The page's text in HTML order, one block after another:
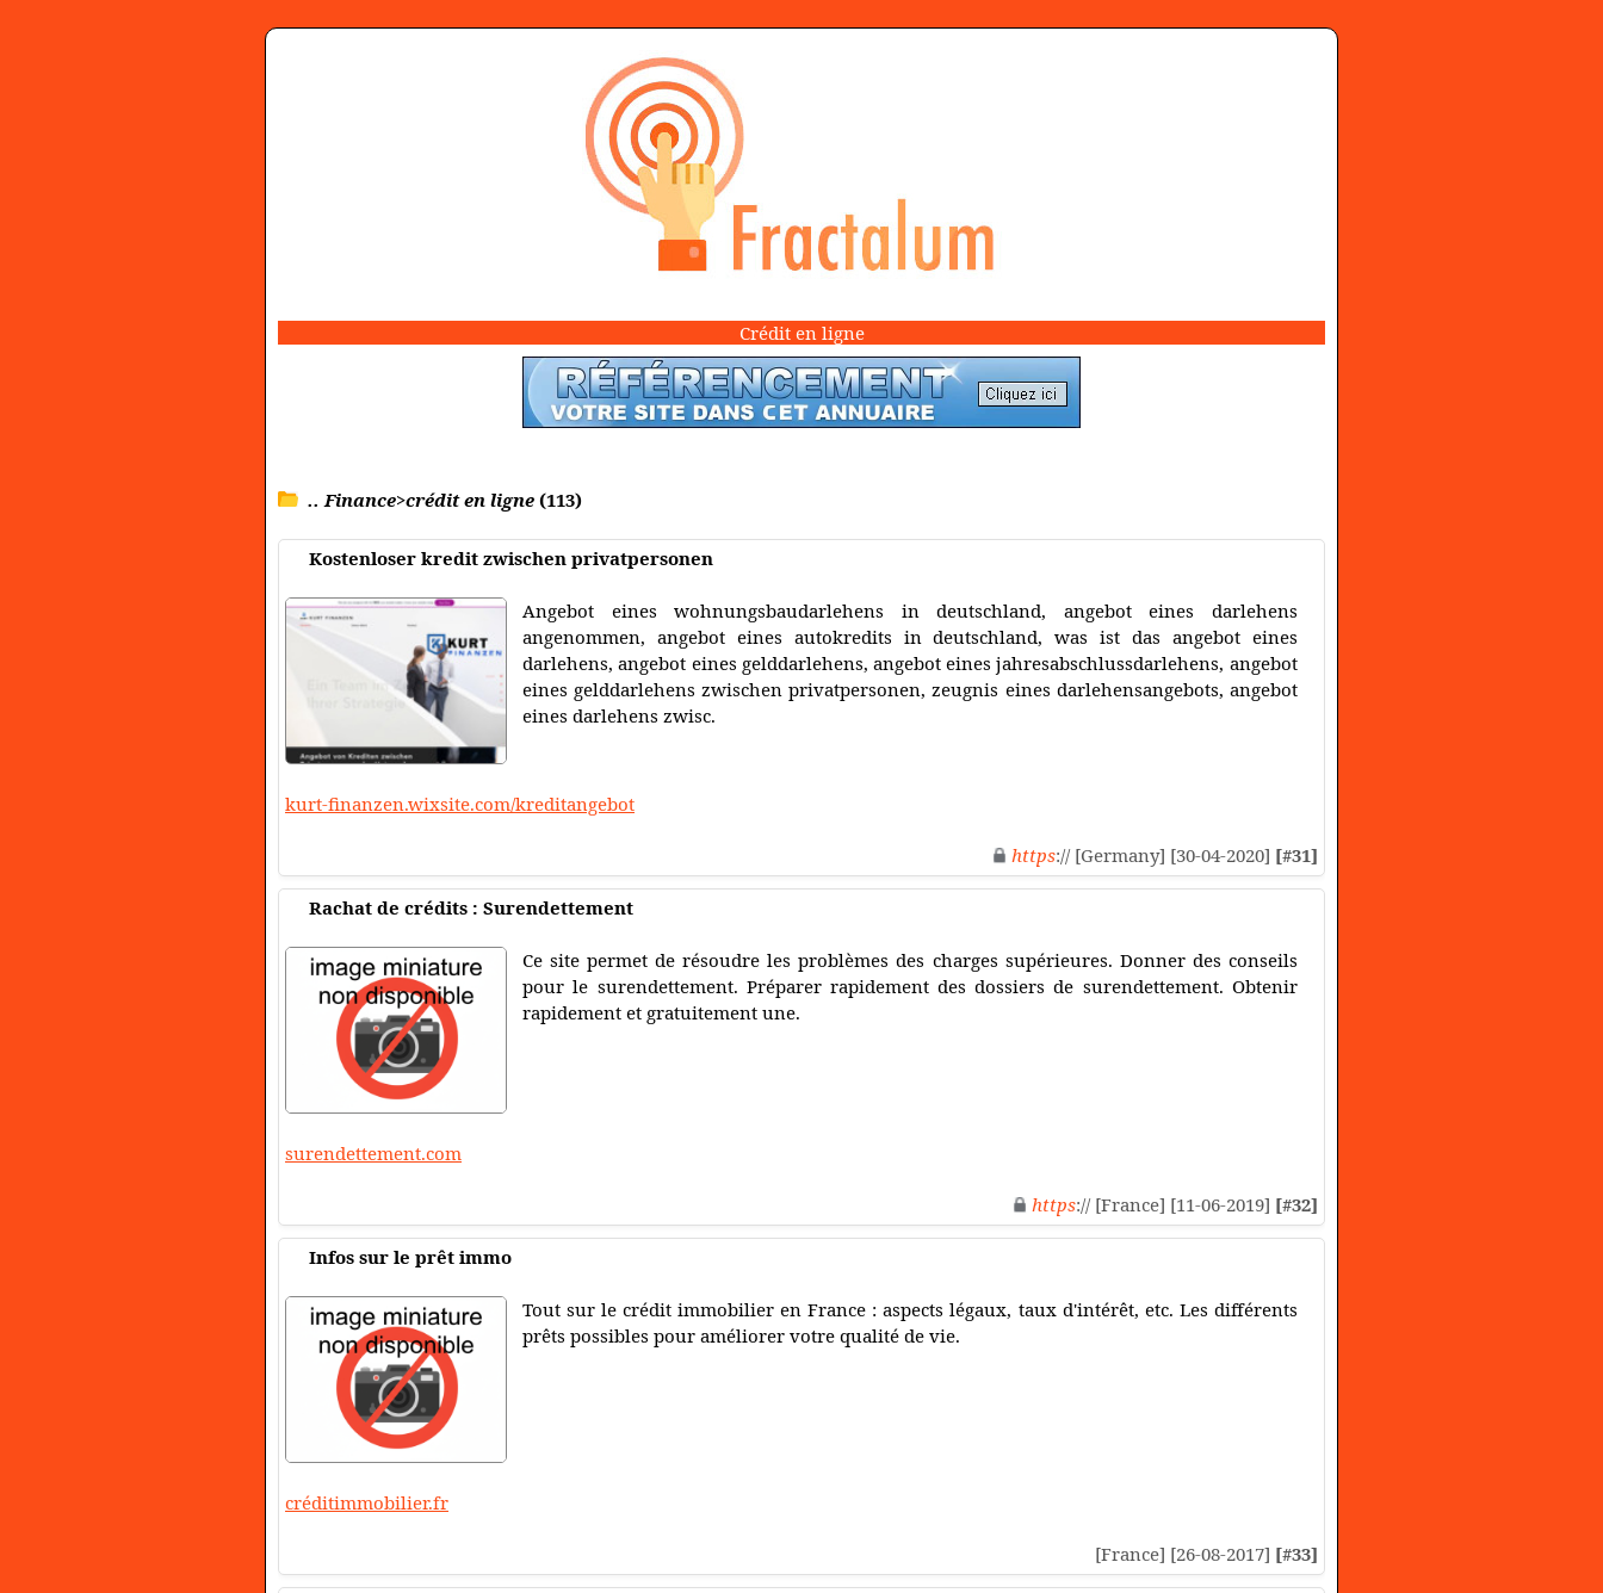
Crédit en ligne
.. Finance>crédit en ligne (113)
Kostenloser kredit zwischen privatpersonen
Angebot eines wohnungsbaudarlehens in deutschland, angebot eines darlehens
angenommen, angebot eines autokredits in deutschland, was ist das angebot eines
darlehens, angebot eines gelddarlehens, angebot eines jahresabschlussdarlehens, angebot
eines gelddarlehens zwischen privatpersonen, zeugnis eines darlehensangebots, angebot
eines darlehens zwisc.
kurt-finanzen.wixsite.com/kreditangebot
https:// [Germany] [30-04-2020] [#31]
Rachat de crédits : Surendettement
Ce site permet de résoudre les problèmes des charges supérieures. Donner des conseils
pour le surendettement. Préparer rapidement des dossiers de surendettement. Obtenir
rapidement et gratuitement une.
surendettement.com
https:// [France] [11-06-2019] [#32]
Infos sur le prêt immo
Tout sur le crédit immobilier en France : aspects légaux, taux d'intérêt, etc. Les différents
prêts possibles pour améliorer votre qualité de vie.
créditimmobilier.fr
[France] [26-08-2017] [#33]